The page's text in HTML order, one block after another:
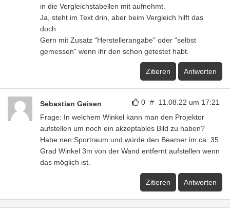
in die Vergleichstabellen mit aufnehmt.
Ja, steht im Text drin, aber beim Vergleich hilft das
doch.
Gern mit Zusatz "Herstellerangabe" oder "selbst
gemessen" wenn ihr den schon getestet habt.
Zitieren Antworten
0 # 11.08.22 um 17:21
Sebastian Geisen
Frage: In welchem Winkel kann man den Projektor
aufstellen um noch ein akzeptables Bild zu haben?
Habe nen Sportraum und würde den Beamer im ca. 35
Grad Winkel 3m von der Wand entfernt aufstellen wenn
das möglich ist.
Zitieren Antworten